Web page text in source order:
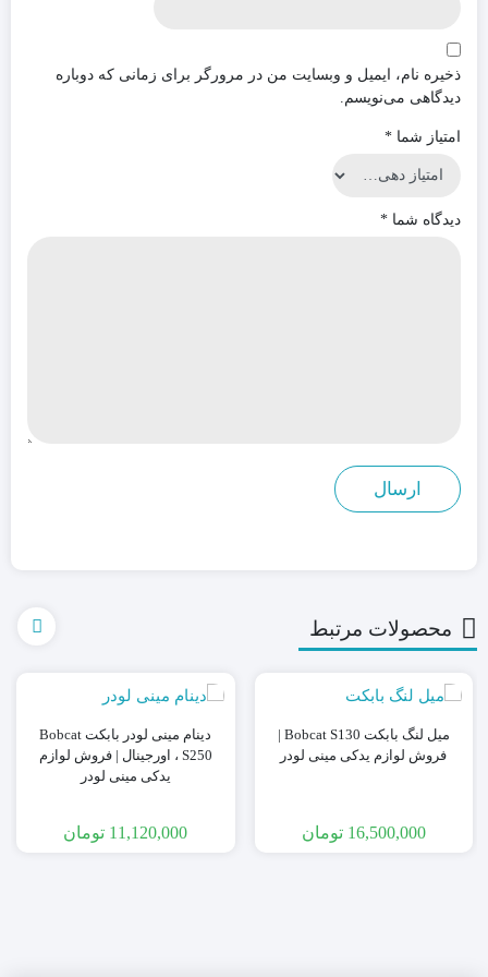
ذخیره نام، ایمیل و وبسایت من در مرورگر برای زمانی که دوباره
دیدگاهی می‌نویسم.
امتیاز شما *
دیدگاه شما *
محصولات مرتبط
میل لنگ بابکت Bobcat S130 |
فروش لوازم یدکی مینی لودر
16,500,000 تومان
دینام مینی لودر بابکت Bobcat
S250 ، اورجینال | فروش لوازم
یدکی مینی لودر
11,120,000 تومان